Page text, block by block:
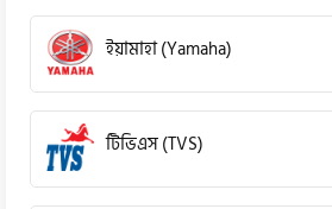
ইয়ামাহা (Yamaha)
টিভিএস (TVS)